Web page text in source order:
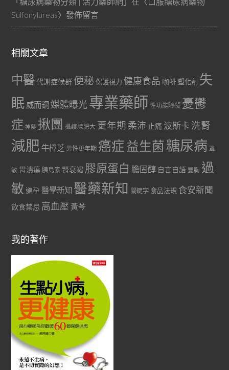
Sulfonylureas〉發佈留言
相關文章
中醫代謝症候群 便秘 保護視力 健康食品 咖啡 塑化劑 失
眠 威而鋼 媒體曝光專業藥師 性功能障礙 憂鬱
症 掉髮 揪團 攝護腺肥大 更年期 柔沛 止痛 波斯卡 洗腎
減肥 牛樟芝 男性更年期 癌症益生菌 糖尿病 罩
敏 胃潰瘍 胰島素 腎衰竭 膠原蛋白 膽固醇 自言自語 豐胸 過
敏 避孕 醫學新知 醫藥新知 關鍵字 食品法規 食安新聞
飲食禁忌 高血壓 黃芩
我的著作